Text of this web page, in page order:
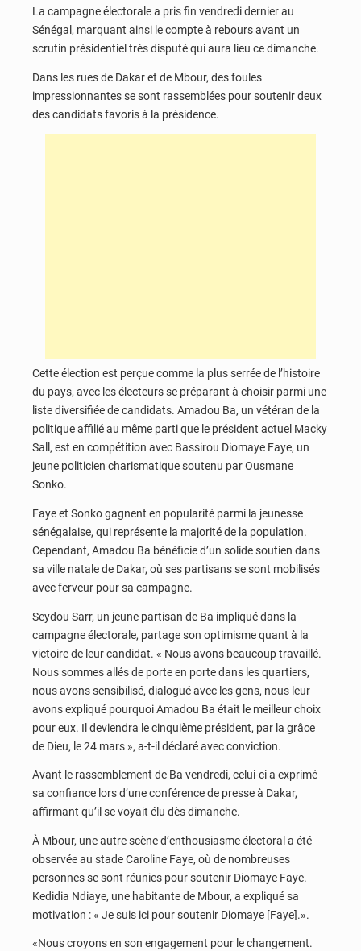
La campagne électorale a pris fin vendredi dernier au
Sénégal, marquant ainsi le compte à rebours avant un
scrutin présidentiel très disputé qui aura lieu ce dimanche.
Dans les rues de Dakar et de Mbour, des foules
impressionnantes se sont rassemblées pour soutenir deux
des candidats favoris à la présidence.
Cette élection est perçue comme la plus serrée de l’histoire
du pays, avec les électeurs se préparant à choisir parmi une
liste diversifiée de candidats. Amadou Ba, un vétéran de la
politique affilié au même parti que le président actuel Macky
Sall, est en compétition avec Bassirou Diomaye Faye, un
jeune politicien charismatique soutenu par Ousmane
Sonko.
Faye et Sonko gagnent en popularité parmi la jeunesse
sénégalaise, qui représente la majorité de la population.
Cependant, Amadou Ba bénéficie d’un solide soutien dans
sa ville natale de Dakar, où ses partisans se sont mobilisés
avec ferveur pour sa campagne.
Seydou Sarr, un jeune partisan de Ba impliqué dans la
campagne électorale, partage son optimisme quant à la
victoire de leur candidat. « Nous avons beaucoup travaillé.
Nous sommes allés de porte en porte dans les quartiers,
nous avons sensibilisé, dialogué avec les gens, nous leur
avons expliqué pourquoi Amadou Ba était le meilleur choix
pour eux. Il deviendra le cinquième président, par la grâce
de Dieu, le 24 mars », a-t-il déclaré avec conviction.
Avant le rassemblement de Ba vendredi, celui-ci a exprimé
sa confiance lors d’une conférence de presse à Dakar,
affirmant qu’il se voyait élu dès dimanche.
À Mbour, une autre scène d’enthousiasme électoral a été
observée au stade Caroline Faye, où de nombreuses
personnes se sont réunies pour soutenir Diomaye Faye.
Kedidia Ndiaye, une habitante de Mbour, a expliqué sa
motivation : « Je suis ici pour soutenir Diomaye [Faye].».
«Nous croyons en son engagement pour le changement.